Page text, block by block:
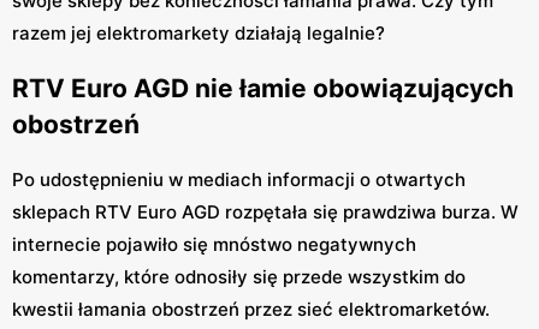
razem jej elektromarkety działają legalnie?
RTV Euro AGD nie łamie obowiązujących
obostrzeń
Po udostępnieniu w mediach informacji o otwartych
sklepach RTV Euro AGD rozpętała się prawdziwa burza. W
internecie pojawiło się mnóstwo negatywnych
komentarzy, które odnosiły się przede wszystkim do
kwestii łamania obostrzeń przez sieć elektromarketów.